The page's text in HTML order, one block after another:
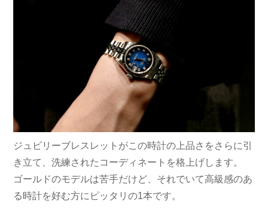
ジュビリーブレスレットがこの時計の上品さをさらに引
き立て、洗練されたコーディネートを格上げします。
ゴールドのモデルは苦手だけど、それでいて高級感のあ
る時計を好む方にピッタリの1本です。